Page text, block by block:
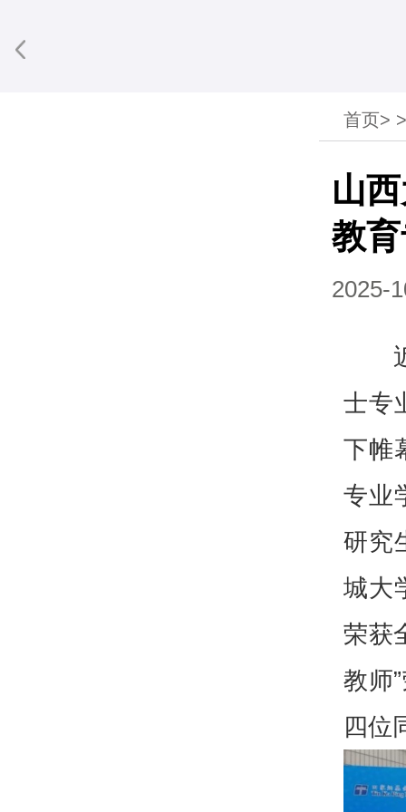
首页>
山
教
2025-
士专
下帷
专业
研究
城大
荣获
教师
四位